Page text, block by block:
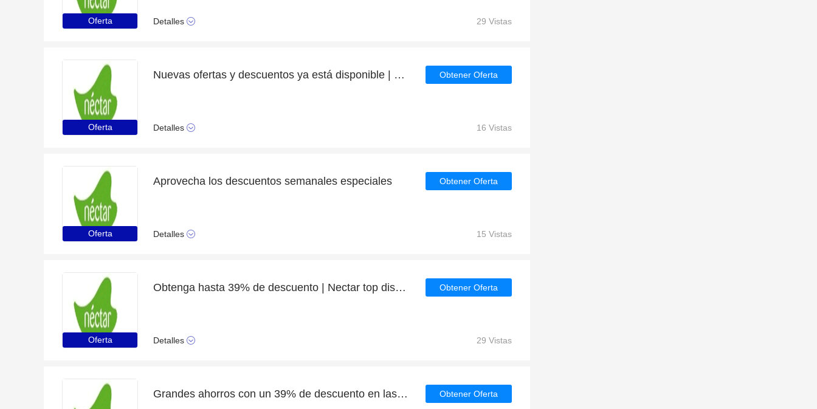
Oferta Detalles 29 Vistas
Oferta
Nuevas ofertas y descuentos ya está disponible | Nectar
Detalles
Obtener Oferta
16 Vistas
Oferta
Aprovecha los descuentos semanales especiales
Detalles
Obtener Oferta
15 Vistas
Oferta
Obtenga hasta 39% de descuento | Nectar top discount
Detalles
Obtener Oferta
29 Vistas
Grandes ahorros con un 39% de descuento en las últimas ofertas Obtener Oferta